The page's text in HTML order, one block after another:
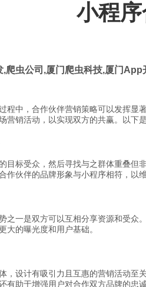
小程
,爬虫公司 ,厦门爬虫科技,厦门 App
程中，合作伙伴营销策略可以发挥显
营销活动，以实现双方的共赢。以下
目标受众，然后寻找与之群体重叠但
作伙伴的品牌形象与小程序相符，以
之一是双方可以互相分享资源和受众
大的曝光度和用户基础。
，设计有吸引力且互惠的营销活动
有助于增强用户对合作双方品牌的忠诚